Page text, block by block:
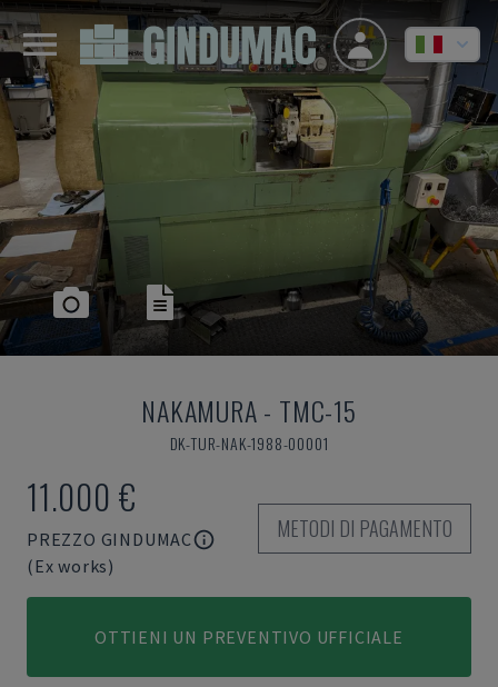
NAKAMURA- TMC-15
DK-TUR-NAK-1988-00001
11.000 €
PREZZO GINDUMAC
(Ex works)
METODI DI PAGAMENTO
OTTIENI UN PREVENTIVO UFFICIALE